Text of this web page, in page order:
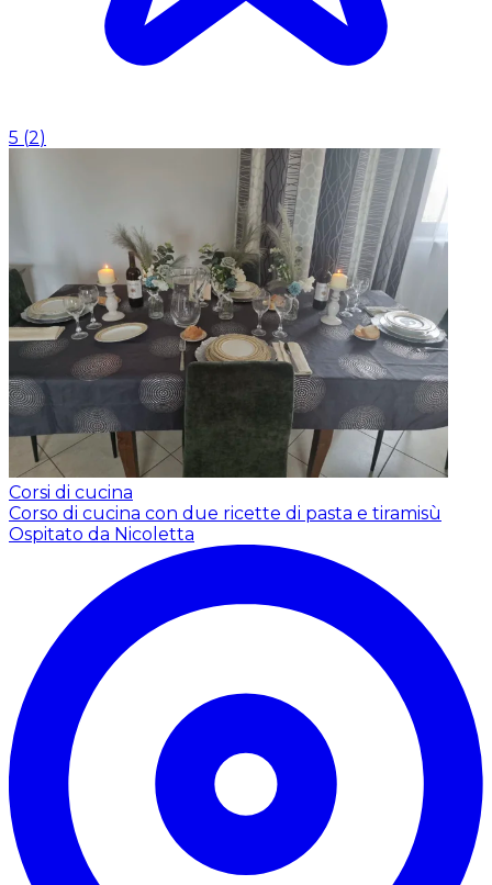
5 (2)
Corsi di cucina
Corso di cucina con due ricette di pasta e tiramisù
Ospitato da Nicoletta